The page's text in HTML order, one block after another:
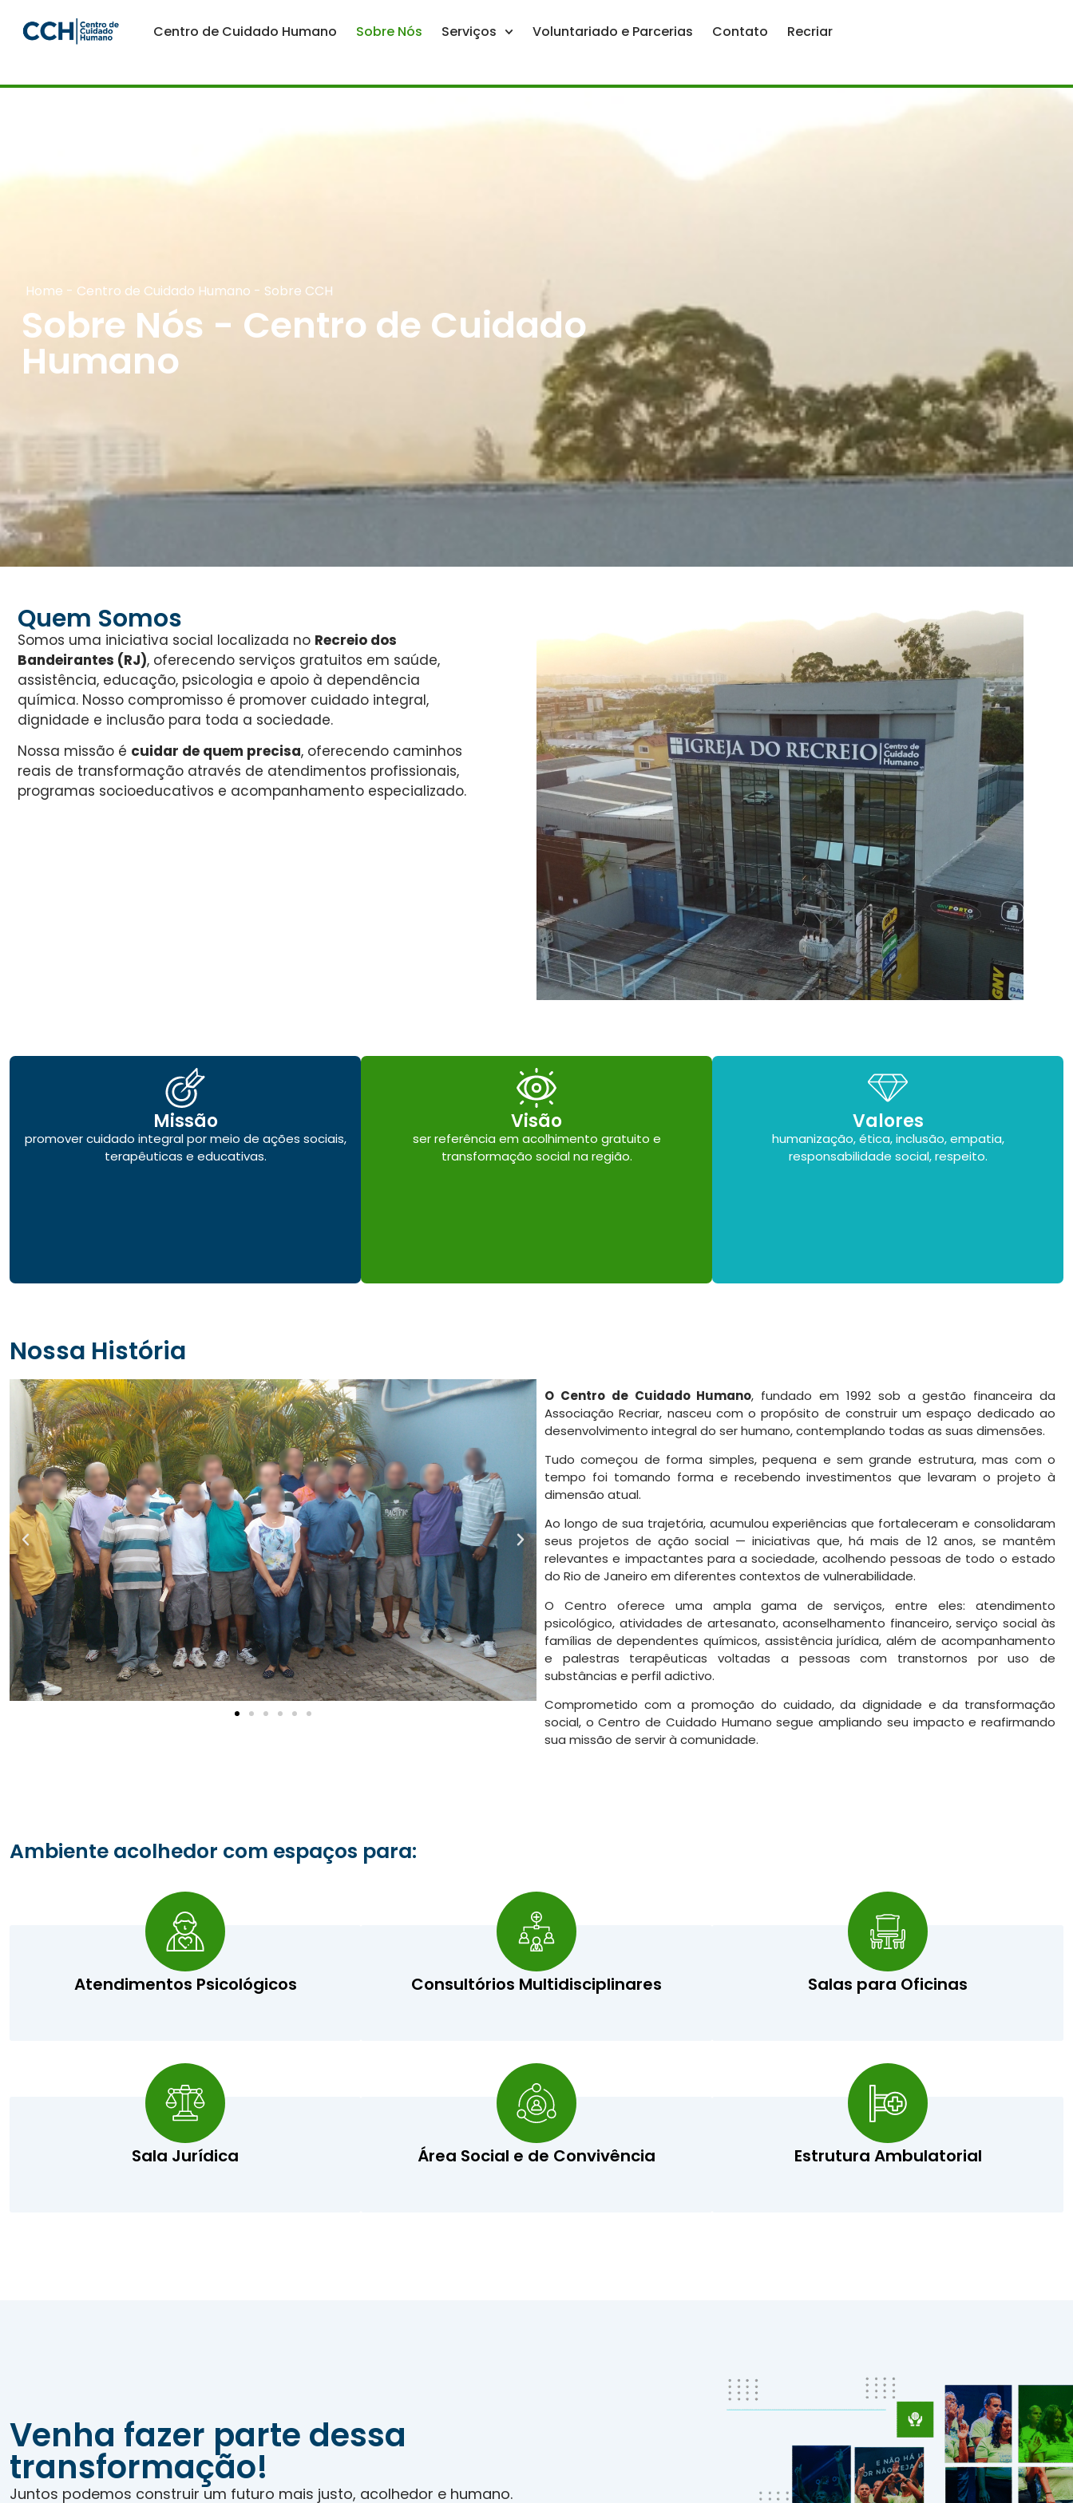
Centro de Cuidado Humano Sobre Nós Serviços Voluntariado e Parcerias Contato Recriar
Home - Centro de Cuidado Humano - Sobre CCH
Sobre Nós - Centro de Cuidado
Humano
Quem Somos
Somos uma iniciativa social localizada no Recreio dos
Bandeirantes (RJ), oferecendo serviços gratuitos em saúde,
assistência, educação, psicologia e apoio à dependência
química. Nosso compromisso é promover cuidado integral,
dignidade e inclusão para toda a sociedade.
Nossa missão é cuidar de quem precisa, oferecendo caminhos
reais de transformação através de atendimentos profissionais,
programas socioeducativos e acompanhamento especializado.
Missão
promover cuidado integral por meio de ações sociais,
terapêuticas e educativas.
Visão
ser referência em acolhimento gratuito e
transformação social na região.
Valores
humanização, ética, inclusão, empatia,
responsabilidade social, respeito.
Nossa História
O Centro de Cuidado Humano, fundado em 1992 sob a gestão financeira da
Associação Recriar, nasceu com o propósito de construir um espaço dedicado ao
desenvolvimento integral do ser humano, contemplando todas as suas dimensões.
Tudo começou de forma simples, pequena e sem grande estrutura, mas com o
tempo foi tomando forma e recebendo investimentos que levaram o projeto à
dimensão atual.
Ao longo de sua trajetória, acumulou experiências que fortaleceram e consolidaram
seus projetos de ação social — iniciativas que, há mais de 12 anos, se mantêm
relevantes e impactantes para a sociedade, acolhendo pessoas de todo o estado
do Rio de Janeiro em diferentes contextos de vulnerabilidade.
O Centro oferece uma ampla gama de serviços, entre eles: atendimento
psicológico, atividades de artesanato, aconselhamento financeiro, serviço social às
famílias de dependentes químicos, assistência jurídica, além de acompanhamento
e palestras terapêuticas voltadas a pessoas com transtornos por uso de
substâncias e perfil adictivo.
Comprometido com a promoção do cuidado, da dignidade e da transformação
social, o Centro de Cuidado Humano segue ampliando seu impacto e reafirmando
sua missão de servir à comunidade.
Ambiente acolhedor com espaços para:
Atendimentos Psicológicos Consultórios Multidisciplinares Salas para Oficinas
Sala Jurídica Área Social e de Convivência Estrutura Ambulatorial
Venha fazer parte dessa
transformação!
Juntos podemos construir um futuro mais justo, acolhedor e humano.